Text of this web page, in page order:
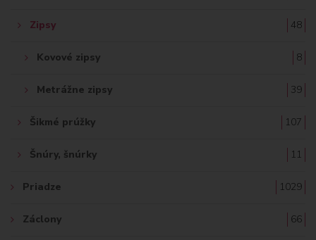
Zipsy 48
Kovové zipsy 8
Metrážne zipsy 39
Šikmé prúžky 107
Šnúry, šnúrky 11
Priadze 1029
Záclony 66